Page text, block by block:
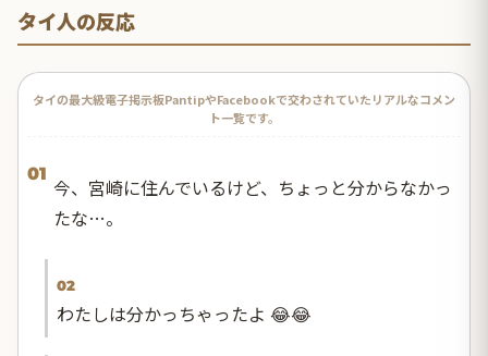
タイ人の反応
タイの最大級電子掲示板PantipやFacebookで交わされていたリアルなコメン
ト一覧です。
01
今、宮崎に住んでいるけど、ちょっと分からなかっ
たな…。
02
わたしは分かっちゃったよ 😂😂